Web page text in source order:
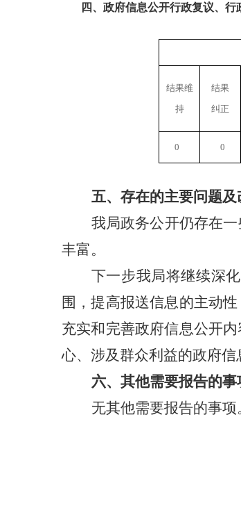
四、政府信息公开行政复议、行
结果维
持
结果
纠正
0 0
五、存在的主要问题及
我局政务公开仍存在
丰富。
下一步我局将继续深
围，提高报送信息的主动
充实和完善政府信息公开
心、涉及群众利益的政府信
六、其他需要报告的事
无其他需要报告的事项